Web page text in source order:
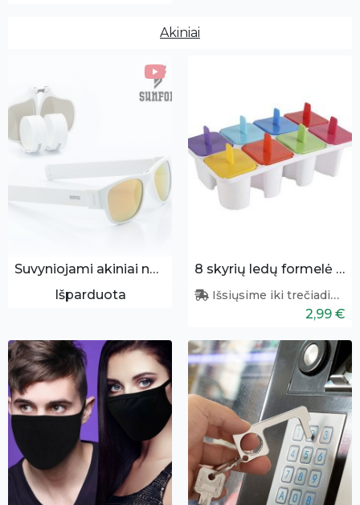
Akiniai
Suvyniojami akiniai nuo saulės (balti)
Išparduota
8 skyrių ledų formelė - raidelės
Išsiųsime iki trečiadienio
2,99 €